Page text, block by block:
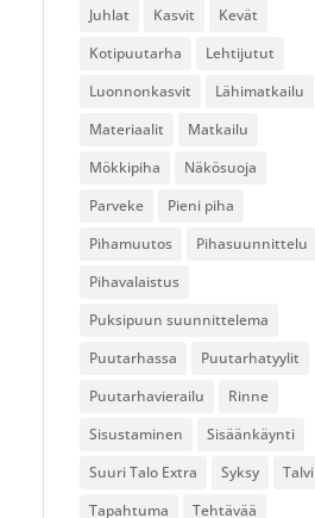
Juhlat
Kasvit
Kevät
Kotipuutarha
Lehtijutut
Luonnonkasvit
Lähimatkailu
Materiaalit
Matkailu
Mökkipiha
Näkösuoja
Parveke
Pieni piha
Pihamuutos
Pihasuunnittelu
Pihavalaistus
Puksipuun suunnittelema
Puutarhassa
Puutarhatyylit
Puutarhavierailu
Rinne
Sisustaminen
Sisäänkäynti
Suuri Talo Extra
Syksy
Talvi
Tapahtuma
Tehtävää